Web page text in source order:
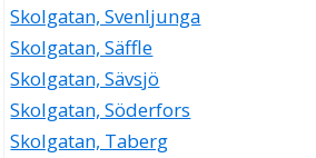
Skolgatan, Svenljunga
Skolgatan, Säffle
Skolgatan, Sävsjö
Skolgatan, Söderfors
Skolgatan, Taberg